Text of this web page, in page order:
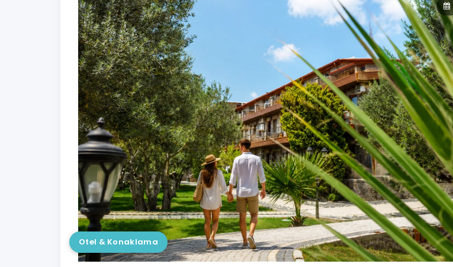
Otel & Konaklama